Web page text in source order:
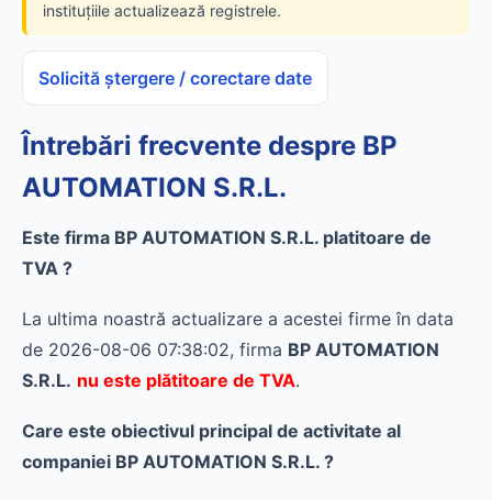
instituțiile actualizează registrele.
Solicită ștergere / corectare date
Întrebări frecvente despre BP
AUTOMATION S.R.L.
Este firma BP AUTOMATION S.R.L. platitoare de
TVA ?
La ultima noastră actualizare a acestei firme în data
de 2026-08-06 07:38:02, firma BP AUTOMATION
S.R.L. nu este plătitoare de TVA.
Care este obiectivul principal de activitate al
companiei BP AUTOMATION S.R.L. ?